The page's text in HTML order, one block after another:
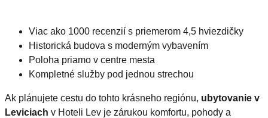
Viac ako 1000 recenzií s priemerom 4,5 hviezdičky
Historická budova s moderným vybavením
Poloha priamo v centre mesta
Kompletné služby pod jednou strechou
Ak plánujete cestu do tohto krásneho regiónu, ubytovanie v
Leviciach v Hoteli Lev je zárukou komfortu, pohody a